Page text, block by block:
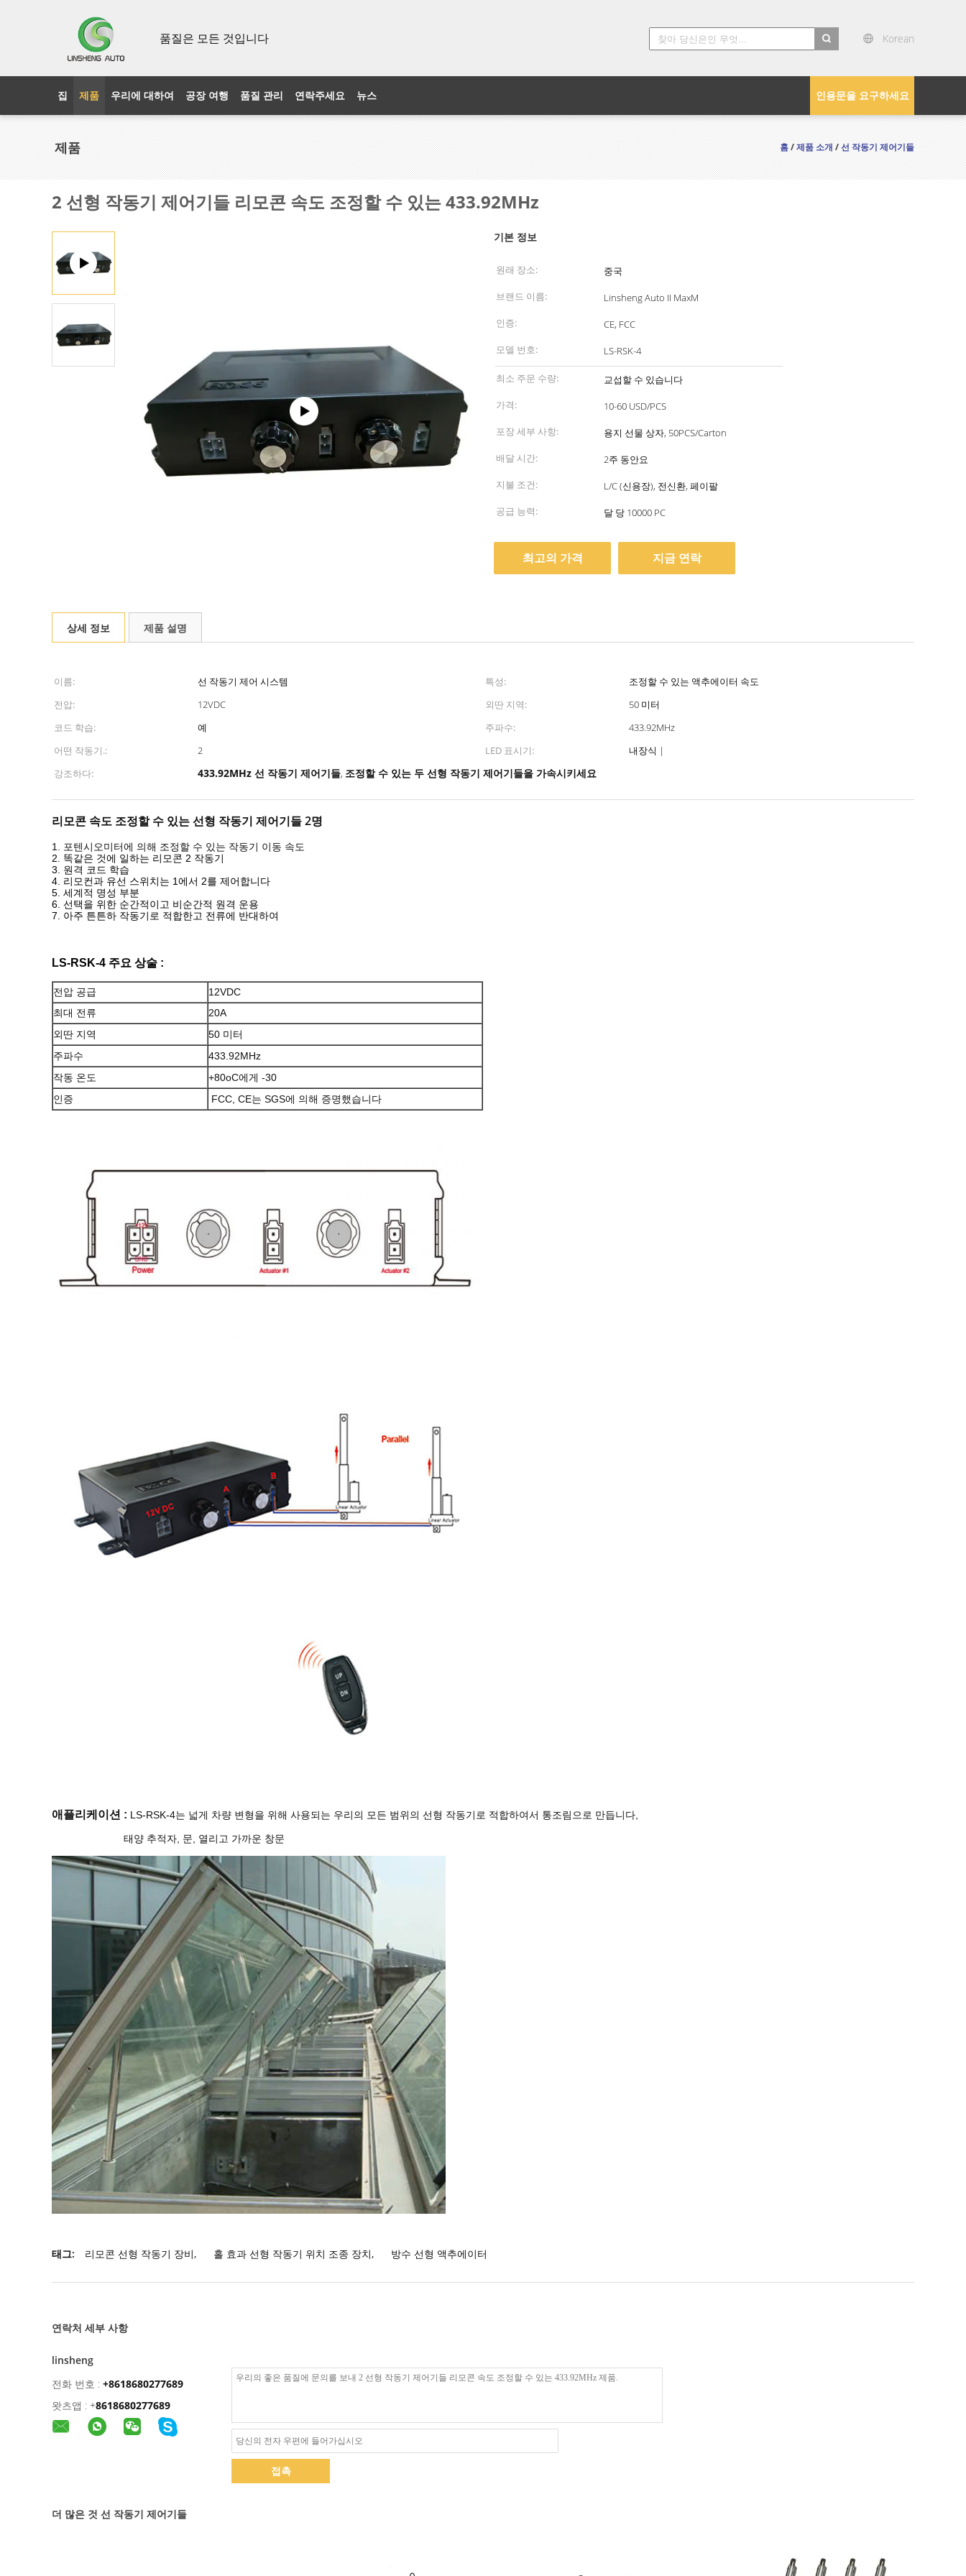
품질은 모든 것입니다 Korean
인용문을 요구하세요
집 제품 우리에 대하여 공장 여행 품질 관리 연락주세요 뉴스
제품 홈/제품 소개/선 작동기 제어기들
2 선형 작동기 제어기들 리모콘 속도 조정할 수 있는 433.92MHz
기본 정보
원래 장소:
중국
브랜드 이름:
Linsheng Auto II MaxM
인증:
CE, FCC
모델 번호:
LS-RSK-4
최소 주문 수량:
교섭할 수 있습니다
가격:
10-60 USD/PCS
포장 세부 사항:
용지 선물 상자, 50PCS/Carton
배달 시간:
2주 동안요
지불 조건:
L/C (신용장), 전신환, 페이팔
공급 능력:
달 당 10000 PC
최고의 가격 지금 연락
상세 정보 제품 설명
이름: 선 작동기 제어 시스템 특성:
조정할 수 있는 액추에이터 속도
전압:
12VDC 외딴 지역:
50 미터
코드 학습:
예 주파수:
433.92MHz
어떤 작동기.:
2 LED 표시기:
내장식 |
강조하다:
433.92MHz 선 작동기 제어기들, 조정할 수 있는 두 선형 작동기 제어기들을 가속시키세요
리모콘 속도 조정할 수 있는 선형 작동기 제어기들 2명
1. 포텐시오미터에 의해 조정할 수 있는 작동기 이동 속도
2. 똑같은 것에 일하는 리모콘 2 작동기
3. 원격 코드 학습
4. 리모컨과 유선 스위치는 1에서 2를 제어합니다
5. 세계적 명성 부분
6. 선택을 위한 순간적이고 비순간적 원격 운용
7. 아주 튼튼하 작동기로 적합한고 전류에 반대하여
LS-RSK-4 주요 상술 :
전압 공급
12VDC
최대 전류
20A
외딴 지역
50 미터
주파수
433.92MHz
작동 온도
+80oC에게 -30
인증
FCC, CE는 SGS에 의해 증명했습니다
애플리케이션 : LS-RSK-4는 넓게 차량 변형을 위해 사용되는 우리의 모든 범위의 선형 작동기로 적합하여서 통조림으로 만듭니다,
태양 추적자, 문, 열리고 가까운 창문
태그: 리모콘 선형 작동기 장비, 홀 효과 선형 작동기 위치 조종 장치, 방수 선형 액추에이터
연락처 세부 사항
linsheng
전화 번호 : +8618680277689
왓츠앱 : +8618680277689
접촉
더 많은 것 선 작동기 제어기들